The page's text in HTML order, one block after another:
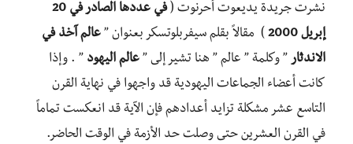
نشرت جريدة يديعوت أحرنوت (
في عددها الصادر في 20
إبريل 2000
) مقالاً بقلم سيفربلوتسكر بعنوان ” عالم آخذ في
الاندثار ” وكلمة ” عالم ” هنا تشير إلى ” عالم اليهود ” . وإذا
كانت أعضاء الجماعات اليهودية قد واجهوا في نهاية القرن
التاسع عشر مشكلة تزايد أعدادهم فإن الآية قد انعكست تماماً
في القرن العشرين حتى وصلت حد الأزمة في الوقت الحاضر.